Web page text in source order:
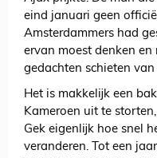
eind januari geen
Amsterdammers had
ervan moest denken en
gedachten schieten
Het is makkelijk een
Kameroen uit te
Gek eigenlijk hoe snel
veranderen. Tot een